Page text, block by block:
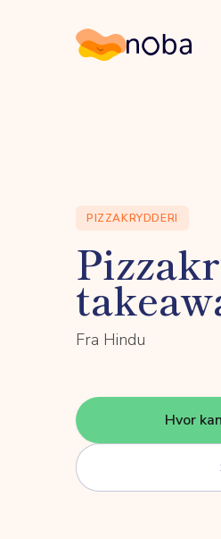
Noba
PIZZAKRYDDERI
Fra Hindu
Hvor